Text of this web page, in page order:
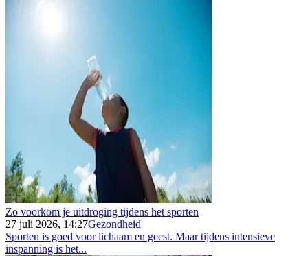
Zo voorkom je uitdroging tijdens het sporten
27 juli 2026, 14:27Gezondheid
Sporten is goed voor lichaam en geest. Maar tijdens intensieve
inspanning is het...